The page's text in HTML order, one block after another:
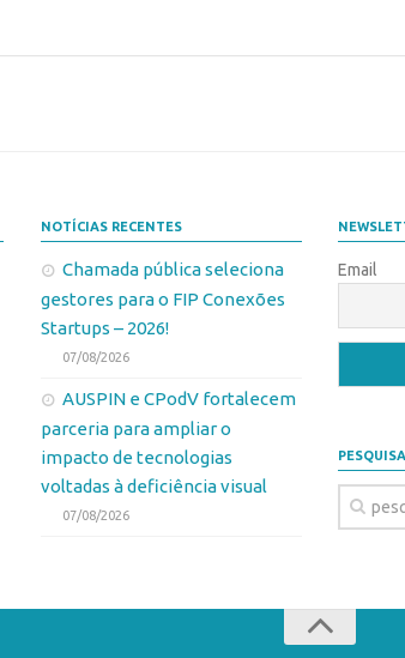
NOTÍCIAS RECENTES
Chamada pública seleciona
gestores para o FIP Conexões
Startups – 2026!
07/08/2026
AUSPIN e CPodV fortalecem
parceria para ampliar o
impacto de tecnologias
voltadas à deficiência visual
07/08/2026
Email